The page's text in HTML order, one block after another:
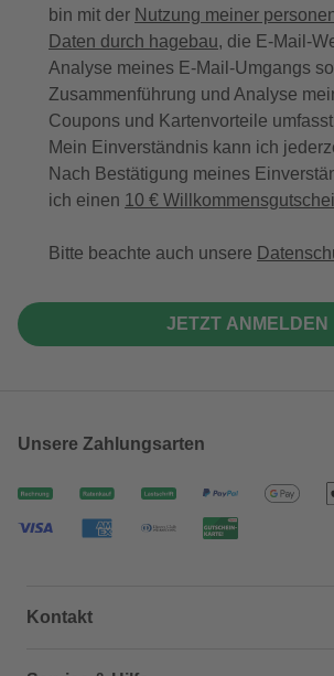
bin mit der Nutzung meiner
Daten durch hagebau, die E-Mail-
Analyse meines E-Mail-Umgangs
Zusammenführung und Analyse
Coupons und Kartenvorteile
Mein Einverständnis kann ich
Nach Bestätigung meines
ich einen 10 €
Bitte beachte auch unsere
JETZT ANMELDEN
Unsere Zahlungsarten
Kontakt